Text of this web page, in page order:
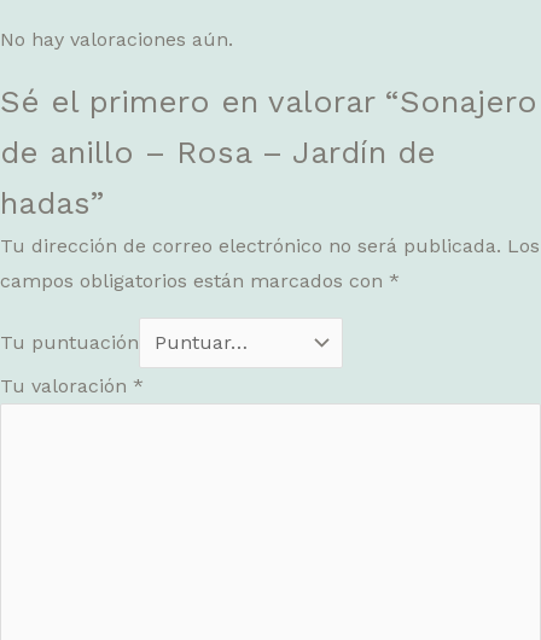
No hay valoraciones aún.
Sé el primero en valorar “Sonajero
de anillo – Rosa – Jardín de
hadas”
Tu dirección de correo electrónico no será publicada. Los
campos obligatorios están marcados con *
Tu puntuación
Tu valoración *